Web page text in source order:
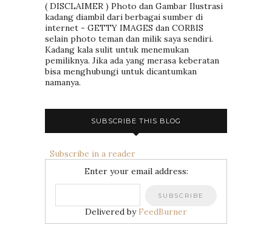
( DISCLAIMER ) Photo dan Gambar Ilustrasi
kadang diambil dari berbagai sumber di
internet - GETTY IMAGES dan CORBIS
selain photo teman dan milik saya sendiri.
Kadang kala sulit untuk menemukan
pemiliknya. Jika ada yang merasa keberatan
bisa menghubungi untuk dicantumkan
namanya.
SUBSCRIBE THIS BLOG
Subscribe in a reader
Enter your email address:
Delivered by FeedBurner